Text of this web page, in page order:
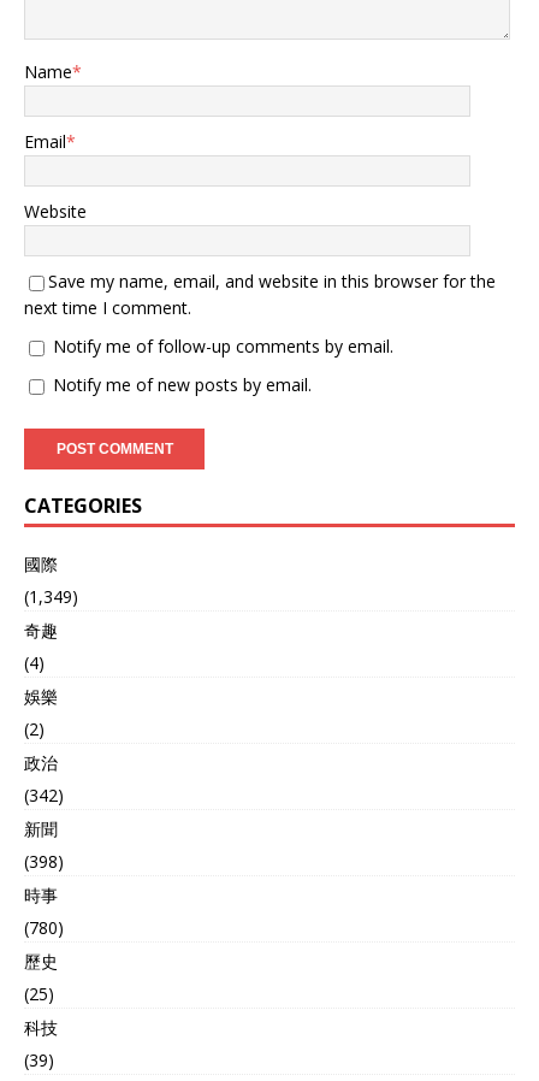
Name*
Email*
Website
Save my name, email, and website in this browser for the
next time I comment.
Notify me of follow-up comments by email.
Notify me of new posts by email.
CATEGORIES
國際
(1,349)
奇趣
(4)
娛樂
(2)
政治
(342)
新聞
(398)
時事
(780)
歷史
(25)
科技
(39)